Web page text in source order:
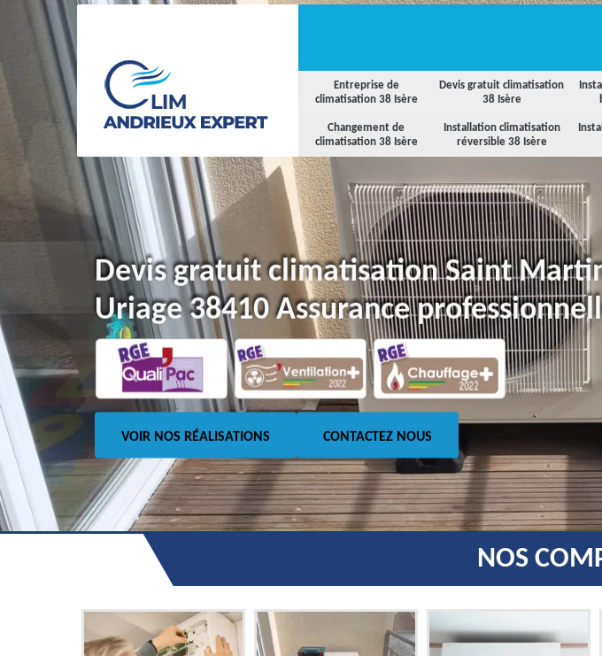
Entreprise de
climatisation 38 Isère
Devis gratuit climatisation
38 Isère
Changement de
climatisation 38 Isère
Installation climatisation
réversible 38 Isère
Devis gratuit climatisation Saint
Uriage 38410 Assurance
VOIR NOS RÉALISATIONS CONTACTEZ NOUS
NOS